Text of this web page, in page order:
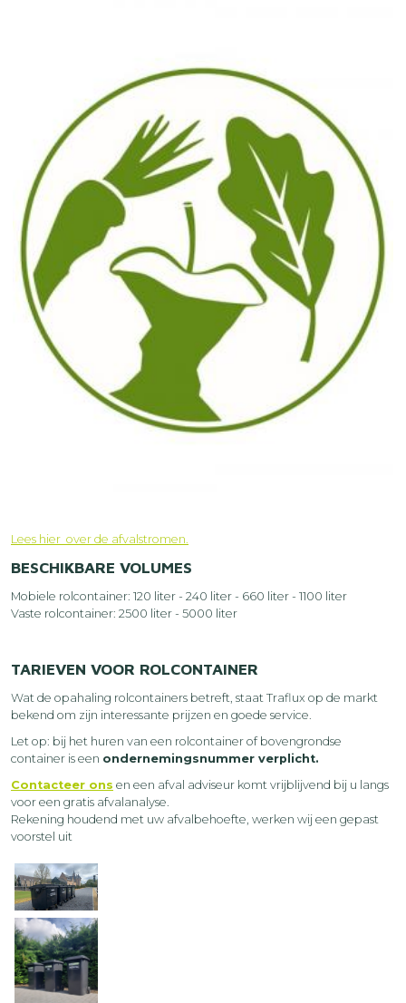
Lees hier over de afvalstromen.
BESCHIKBARE VOLUMES
Mobiele rolcontainer: 120 liter - 240 liter - 660 liter - 1100 liter
Vaste rolcontainer: 2500 liter - 5000 liter
TARIEVEN VOOR ROLCONTAINER
Wat de opahaling rolcontainers betreft, staat Traflux op de markt
bekend om zijn interessante prijzen en goede service.
Let op: bij het huren van een rolcontainer of bovengrondse
container is een ondernemingsnummer verplicht.
Contacteer ons en een afval adviseur komt vrijblijvend bij u langs
voor een gratis afvalanalyse.
Rekening houdend met uw afvalbehoefte, werken wij een gepast
voorstel uit